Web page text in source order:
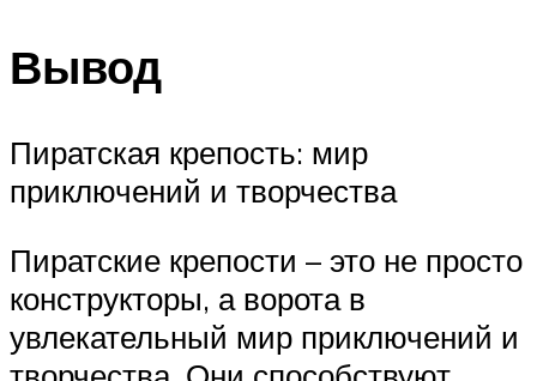
Вывод
Пиратская крепость: мир
приключений и творчества
Пиратские крепости – это не просто
конструкторы, а ворота в
увлекательный мир приключений и